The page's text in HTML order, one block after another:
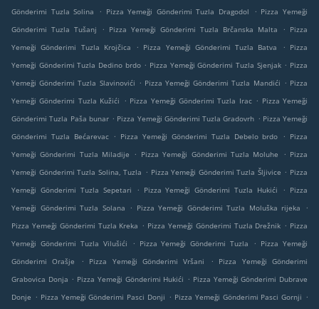
Gönderimi Tuzla Solina
. Pizza Yemeği Gönderimi Tuzla Dragodol . Pizza Yemeği
Gönderimi Tuzla Tušanj
. Pizza Yemeği Gönderimi Tuzla Brčanska Malta . Pizza
Yemeği Gönderimi Tuzla Krojčica
. Pizza Yemeği Gönderimi Tuzla Batva . Pizza
Yemeği Gönderimi Tuzla Dedino brdo . Pizza Yemeği Gönderimi Tuzla Sjenjak . Pizza
Yemeği Gönderimi Tuzla Slavinovići . Pizza Yemeği Gönderimi Tuzla Mandići . Pizza
Yemeği Gönderimi Tuzla Kužići
. Pizza Yemeği Gönderimi Tuzla Irac . Pizza Yemeği
Gönderimi Tuzla Paša bunar . Pizza Yemeği Gönderimi Tuzla Gradovrh . Pizza Yemeği
Gönderimi Tuzla Bećarevac . Pizza Yemeği Gönderimi Tuzla Debelo brdo . Pizza
Yemeği Gönderimi Tuzla Miladije
. Pizza Yemeği Gönderimi Tuzla Moluhe . Pizza
Yemeği Gönderimi Tuzla Solina, Tuzla . Pizza Yemeği Gönderimi Tuzla Šljivice . Pizza
Yemeği Gönderimi Tuzla Sepetari
. Pizza Yemeği Gönderimi Tuzla Hukići . Pizza
Yemeği Gönderimi Tuzla Solana
. Pizza Yemeği Gönderimi Tuzla Moluška rijeka
.
Pizza Yemeği Gönderimi Tuzla Kreka . Pizza Yemeği Gönderimi Tuzla Drežnik . Pizza
Yemeği Gönderimi Tuzla Vilušići
. Pizza Yemeği Gönderimi Tuzla . Pizza Yemeği
Gönderimi Orašje
. Pizza Yemeği Gönderimi Vršani .
Pizza Yemeği Gönderimi
Grabovica Donja . Pizza Yemeği Gönderimi Hukići . Pizza Yemeği Gönderimi Dubrave
Donje . Pizza Yemeği Gönderimi Pasci Donji . Pizza Yemeği Gönderimi Pasci Gornji .